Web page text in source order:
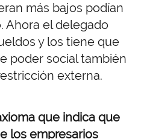
más bajos podían
Ahora el delegado
y los tiene que
poder social también
externa.
que indica que
los empresarios